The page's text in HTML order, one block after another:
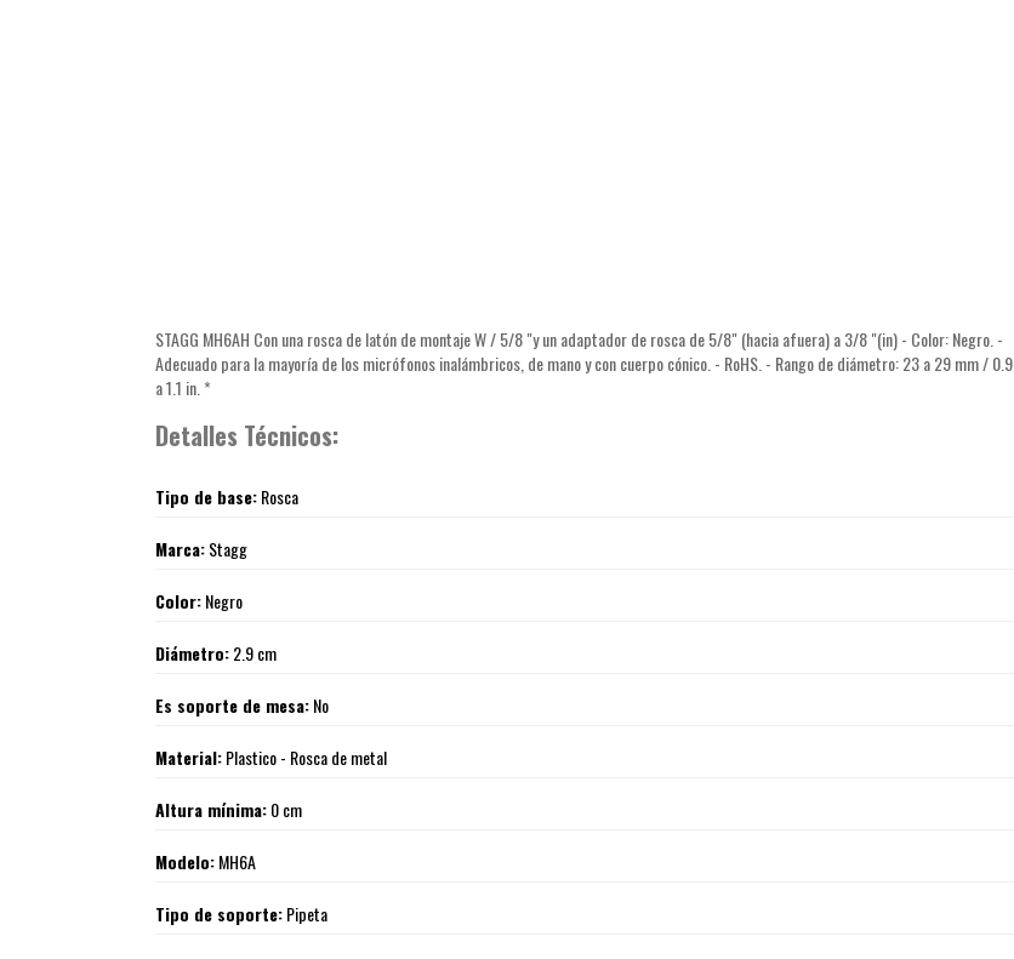
STAGG MH6AH Con una rosca de latón de montaje W / 5/8 "y un adaptador de rosca de 5/8" (hacia afuera) a 3/8 "(in) - Color: Negro. -
Adecuado para la mayoría de los micrófonos inalámbricos, de mano y con cuerpo cónico. - RoHS. - Rango de diámetro: 23 a 29 mm / 0.9
a 1.1 in. *
Detalles Técnicos:
Tipo de base:Rosca
Marca:Stagg
Color:Negro
Diámetro:2.9 cm
Es soporte de mesa:No
Material:Plastico - Rosca de metal
Altura mínima:0 cm
Modelo:MH6A
Tipo de soporte:Pipeta